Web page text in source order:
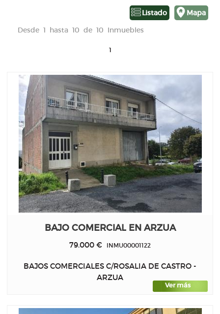
Mapa
Listado
Desde 1 hasta 10 de 10 Inmuebles
1
BAJO COMERCIAL EN ARZUA
79.000 € INMU00001122
BAJOS COMERCIALES C/ROSALIA DE CASTRO -
ARZUA
Ver más